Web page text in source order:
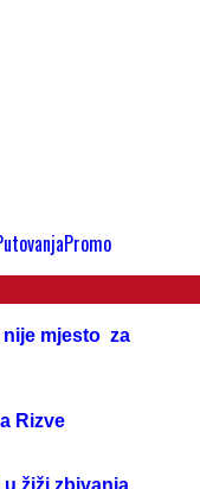
Promo
nije mjesto za
Rizve
žiži zbivanja